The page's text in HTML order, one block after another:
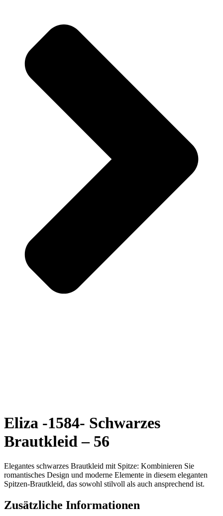
Eliza -1584- Schwarzes
Brautkleid – 56
Elegantes schwarzes Brautkleid mit Spitze: Kombinieren Sie
romantisches Design und moderne Elemente in diesem eleganten
Spitzen-Brautkleid, das sowohl stilvoll als auch ansprechend ist.
Zusätzliche Informationen